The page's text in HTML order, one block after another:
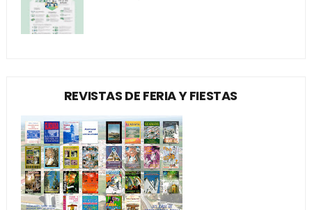
REVISTAS DE FERIA Y FIESTAS